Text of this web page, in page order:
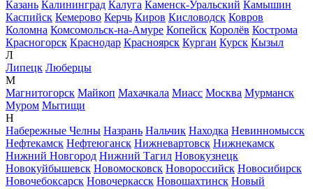
Казань Калининград Калуга Каменск-Уральский Камышин
Каспийск Кемерово Керчь Киров Кисловодск Ковров
Коломна Комсомольск-на-Амуре Копейск Королёв Кострома
Красногорск Краснодар Красноярск Курган Курск Кызыл
Л
Липецк Люберцы
М
Магнитогорск Майкоп Махачкала Миасс Москва Мурманск
Муром Мытищи
Н
Набережные Челны Назрань Нальчик Находка Невинномысск
Нефтекамск Нефтеюганск Нижневартовск Нижнекамск
Нижний Новгород Нижний Тагил Новокузнецк
Новокуйбышевск Новомосковск Новороссийск Новосибирск
Новочебоксарск Новочеркасск Новошахтинск Новый